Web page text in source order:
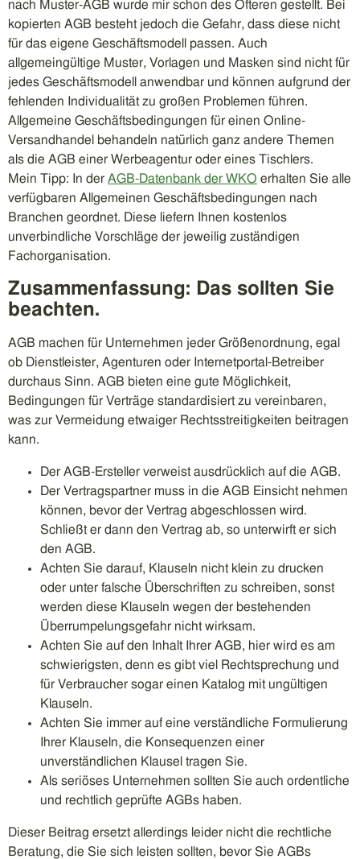
nach Muster-AGB wurde mir schon des Öfteren gestellt. Bei
kopierten AGB besteht jedoch die Gefahr, dass diese nicht
für das eigene Geschäftsmodell passen. Auch
allgemeingültige Muster, Vorlagen und Masken sind nicht für
jedes Geschäftsmodell anwendbar und können aufgrund der
fehlenden Individualität zu großen Problemen führen.
Allgemeine Geschäftsbedingungen für einen Online-
Versandhandel behandeln natürlich ganz andere Themen
als die AGB einer Werbeagentur oder eines Tischlers.
Mein Tipp: In der AGB-Datenbank der WKO erhalten Sie alle
verfügbaren Allgemeinen Geschäftsbedingungen nach
Branchen geordnet. Diese liefern Ihnen kostenlos
unverbindliche Vorschläge der jeweilig zuständigen
Fachorganisation.
Zusammenfassung: Das sollten Sie
beachten.
AGB machen für Unternehmen jeder Größenordnung, egal
ob Dienstleister, Agenturen oder Internetportal-Betreiber
durchaus Sinn. AGB bieten eine gute Möglichkeit,
Bedingungen für Verträge standardisiert zu vereinbaren,
was zur Vermeidung etwaiger Rechtsstreitigkeiten beitragen
kann.
Der AGB-Ersteller verweist ausdrücklich auf die AGB.
Der Vertragspartner muss in die AGB Einsicht nehmen
können, bevor der Vertrag abgeschlossen wird.
Schließt er dann den Vertrag ab, so unterwirft er sich
den AGB.
Achten Sie darauf, Klauseln nicht klein zu drucken
oder unter falsche Überschriften zu schreiben, sonst
werden diese Klauseln wegen der bestehenden
Überrumpelungsgefahr nicht wirksam.
Achten Sie auf den Inhalt Ihrer AGB, hier wird es am
schwierigsten, denn es gibt viel Rechtsprechung und
für Verbraucher sogar einen Katalog mit ungültigen
Klauseln.
Achten Sie immer auf eine verständliche Formulierung
Ihrer Klauseln, die Konsequenzen einer
unverständlichen Klausel tragen Sie.
Als seriöses Unternehmen sollten Sie auch ordentliche
und rechtlich geprüfte AGBs haben.
Dieser Beitrag ersetzt allerdings leider nicht die rechtliche
Beratung, die Sie sich leisten sollten, bevor Sie AGBs